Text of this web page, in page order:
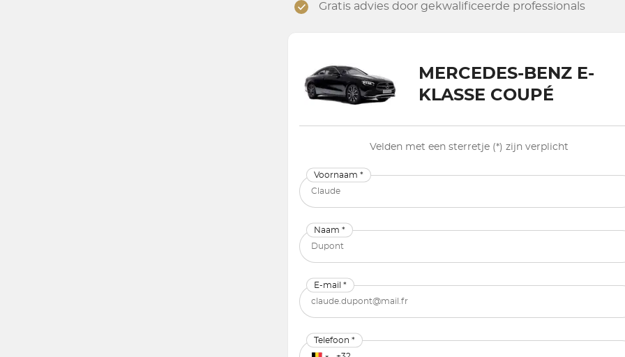
Gratis advies door gekwalificeerde professionals
MERCEDES-BENZ E-
KLASSE COUPÉ
Velden met een sterretje (*) zijn verplicht
Voornaam *
Naam *
E-mail *
Telefoon *